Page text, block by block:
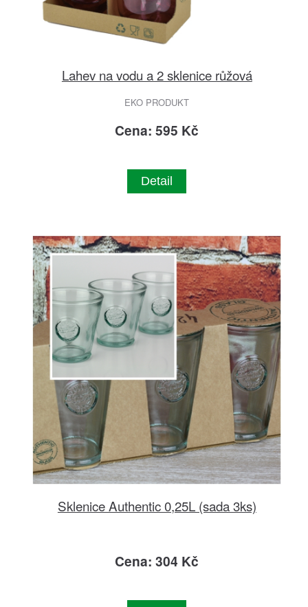
Lahev na vodu a 2 sklenice růžová
EKO PRODUKT
Cena: 595 Kč
Detail
Sklenice Authentic 0,25L (sada 3ks)
Cena: 304 Kč